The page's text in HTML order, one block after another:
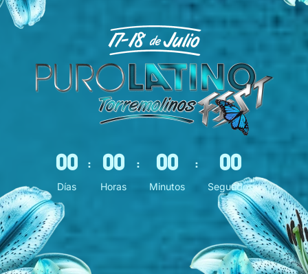
00
Días
: 00
Horas
: 00
Minutos
: 00
Segundos